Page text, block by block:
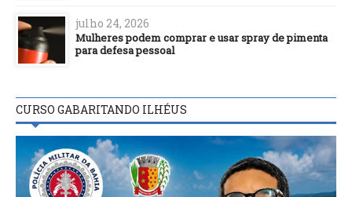
julho 24, 2026
Mulheres podem comprar e usar spray de pimenta
para defesa pessoal
CURSO GABARITANDO ILHÉUS